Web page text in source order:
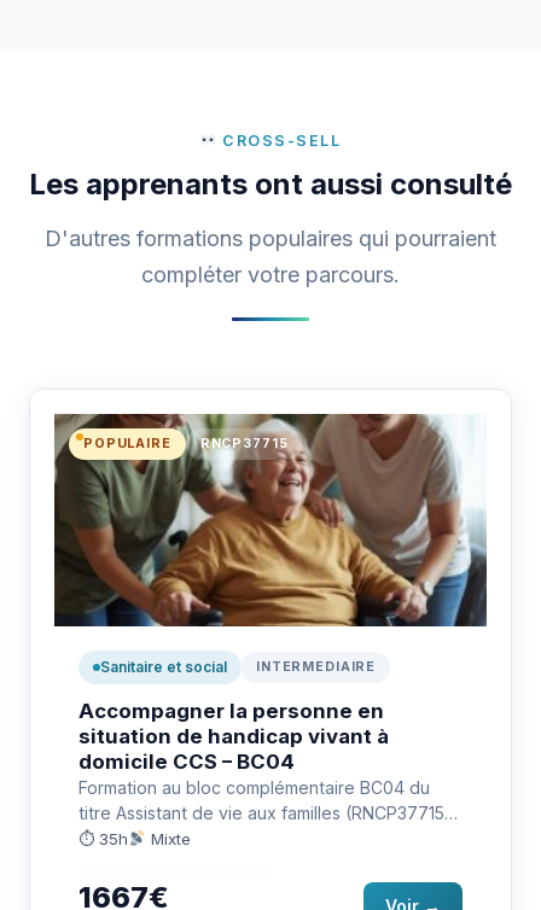
CROSS-SELL
Les apprenants ont aussi consulté
D'autres formations populaires qui pourraient
compléter votre parcours.
POPULAIRE RNCP37715
Sanitaire et social INTERMEDIAIRE
Accompagner la personne en
situation de handicap vivant à
domicile CCS – BC04
Formation au bloc complémentaire BC04 du
titre Assistant de vie aux familles (RNCP37715)
pour accompagner la personne en…
⏱ 35h Mixte
1667€ Voir →